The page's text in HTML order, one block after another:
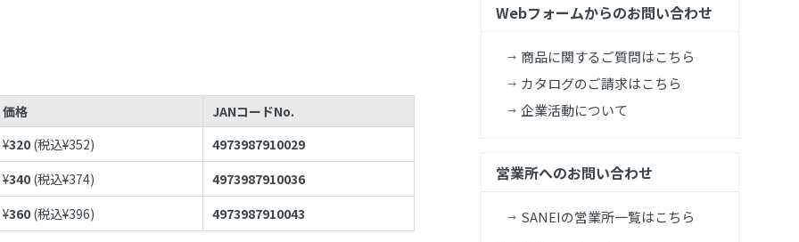
価格
JANコードNo.
¥320 (税込¥352)
4973987910029
¥340 (税込¥374)
4973987910036
¥360 (税込¥396) 4973987910043
Webフォームからのお問い合わせ
商品に関するご質問はこちら
カタログのご請求はこちら
企業活動について
営業所へのお問い合わせ
SANEIの営業所一覧はこちら